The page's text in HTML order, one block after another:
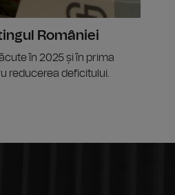
României
în 2025 și în prima
reducerea deficitului.